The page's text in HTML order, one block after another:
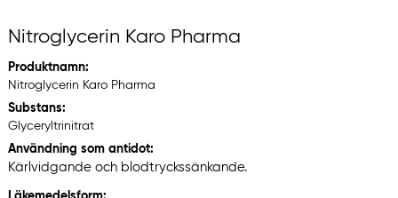
Nitroglycerin Karo Pharma
Produktnamn:
Nitroglycerin Karo Pharma
Substans:
Glyceryltrinitrat
Användning som antidot:
Kärlvidgande och blodtryckssänkande.